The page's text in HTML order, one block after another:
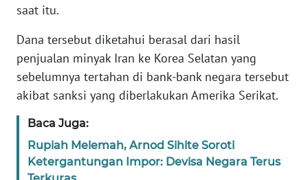
saat itu.
Dana tersebut diketahui berasal dari hasil
penjualan minyak Iran ke Korea Selatan yang
sebelumnya tertahan di bank-bank negara tersebut
akibat sanksi yang diberlakukan Amerika Serikat.
Baca Juga:
Rupiah Melemah, Arnod Sihite Soroti
Ketergantungan Impor: Devisa Negara Terus
KAMI
INFO
TENTANG
PEDOMAN